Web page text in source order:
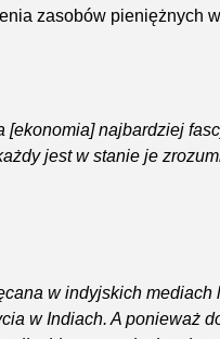
zasobów pieniężnych w
[ekonomia] najbardziej
jest w stanie je
w indyjskich mediach
w Indiach. A ponieważ